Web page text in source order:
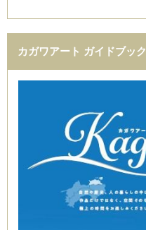
カガワアート ガイドブック